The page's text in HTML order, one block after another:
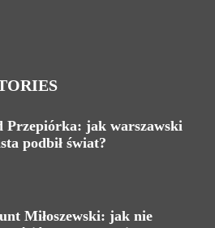
Przepiórka: jak warszawski
podbił świat?
Miłoszewski: jak nie